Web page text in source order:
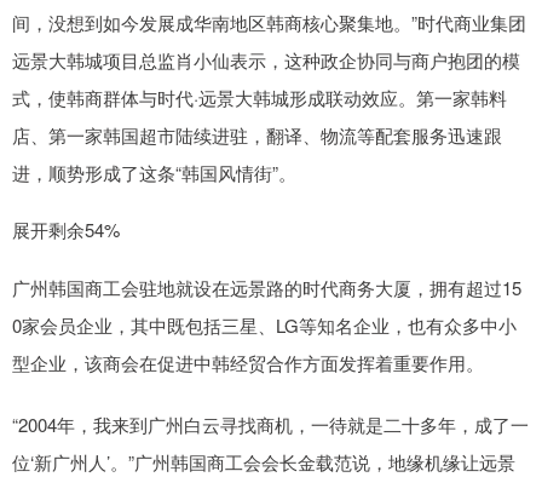
间，没想到如今发展成华南地区韩商核心聚集地。”时代商业集团
远景大韩城项目总监肖小仙表示，这种政企协同与商户抱团的模
式，使韩商群体与时代·远景大韩城形成联动效应。第一家韩料
店、第一家韩国超市陆续进驻，翻译、物流等配套服务迅速跟
进，顺势形成了这条“韩国风情街”。
展开剩余54%
广州韩国商工会驻地就设在远景路的时代商务大厦，拥有超过15
0家会员企业，其中既包括三星、LG等知名企业，也有众多中小
型企业，该商会在促进中韩经贸合作方面发挥着重要作用。
“2004年，我来到广州白云寻找商机，一待就是二十多年，成了一
位‘新广州人’。”广州韩国商工会会长金载范说，地缘机缘让远景